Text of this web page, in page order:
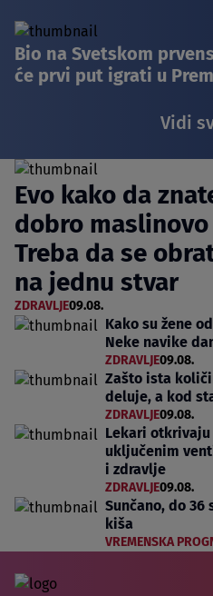
Bio na Svetskom
će prvi put igrati u
Vidi
Evo kako da
dobro
Treba da se
na jednu stvar
ZDRAVLJE09.08.
Kako su žene
Neke navike
ZDRAVLJE09.08.
Zašto ista
deluje, a kod
ZDRAVLJE09.08.
Lekari
uključenim
i zdravlje
ZDRAVLJE09.08.
Sunčano, do
kiša
VREMENSKA